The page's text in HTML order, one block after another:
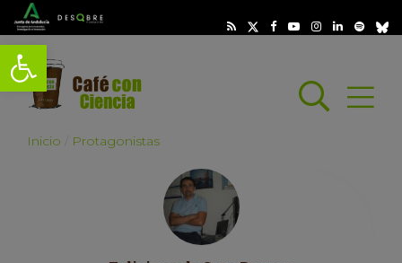
Abrir barra de herramientas
Abrir
Inicio Protagonistas